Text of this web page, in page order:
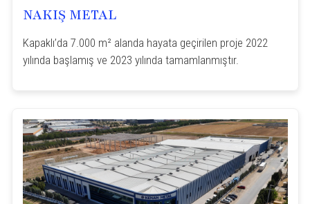
NAKIŞ METAL
Kapaklı’da 7.000 m² alanda hayata geçirilen proje 2022
yılında başlamış ve 2023 yılında tamamlanmıştır.